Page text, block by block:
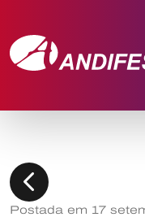
chevron_left
Postada em 17